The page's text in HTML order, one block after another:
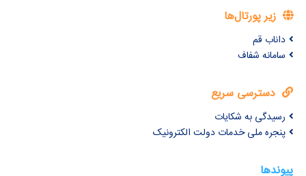
زیر پورتال‌ها
داناب قم
سامانه شفاف
دسترسی سریع
رسیدگی به شکایات
پنجره ملی خدمات دولت الکترونیک
پیوندها